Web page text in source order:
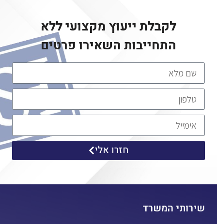
לקבלת ייעוץ מקצועי ללא
התחייבות השאירו פרטים
חזרו אלי
שירותי המשרד